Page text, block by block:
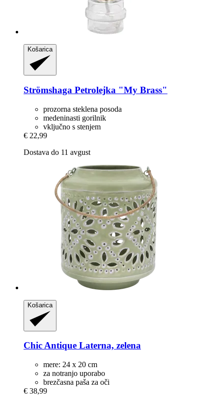
Košarica
Strömshaga Petrolejka "My Brass"
prozorna steklena posoda
medeninasti gorilnik
vključno s stenjem
€ 22,99
Dostava do 11 avgust
Košarica
Chic Antique Laterna, zelena
mere: 24 x 20 cm
za notranjo uporabo
brezčasna paša za oči
€ 38,99